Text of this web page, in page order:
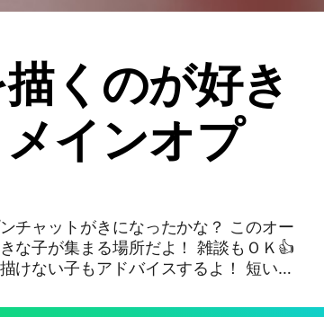
くのが好き
インオプ
チャットがきになったかな？ このオー
な子が集まる場所だよ！ 雑談もＯＫ👍
けない子もアドバイスするよ！ 短い時
だけ来てね！ ・荒らし通報！